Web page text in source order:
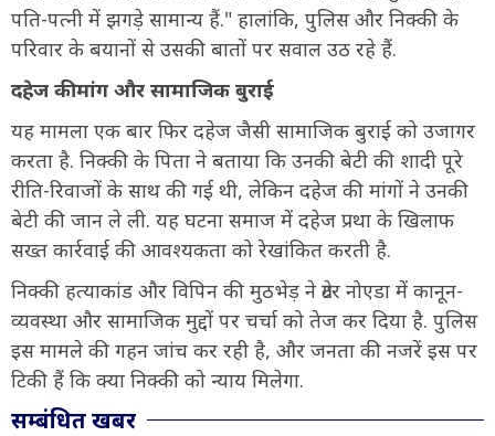
पति-पत्नी में झगड़े सामान्य हैं." हालांकि, पुलिस और निक्की के
परिवार के बयानों से उसकी बातों पर सवाल उठ रहे हैं.
दहेज की मांग और सामाजिक बुराई
यह मामला एक बार फिर दहेज जैसी सामाजिक बुराई को उजागर
करता है. निक्की के पिता ने बताया कि उनकी बेटी की शादी पूरे
रीति-रिवाजों के साथ की गई थी, लेकिन दहेज की मांगों ने उनकी
बेटी की जान ले ली. यह घटना समाज में दहेज प्रथा के खिलाफ
सख्त कार्रवाई की आवश्यकता को रेखांकित करती है.
निक्की हत्याकांड और विपिन की मुठभेड़ ने ग्रेटर नोएडा में कानून-
व्यवस्था और सामाजिक मुद्दों पर चर्चा को तेज कर दिया है. पुलिस
इस मामले की गहन जांच कर रही है, और जनता की नजरें इस पर
टिकी हैं कि क्या निक्की को न्याय मिलेगा.
सम्बंधित खबर